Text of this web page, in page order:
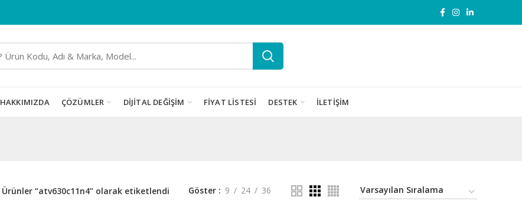
HAKKIMIZDA ÇÖZÜMLER DIJITAL DEĞIŞIM FIYAT LISTESI DESTEK İLETIŞIM
Ürünler “atv630c11n4” olarak etiketlendi Göster 9 24 36